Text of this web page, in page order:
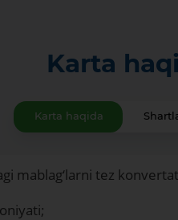
Karta
Karta haqida
mablag‘larni tez